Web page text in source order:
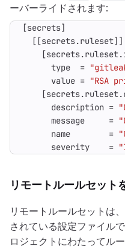
ーバーライドされます:
[secrets]
[[secrets.ruleset]]
[secrets.ruleset.
type
=
value = "RSA
[secrets.ruleset.
description =
message
=
name
=
severity
=
リモートルールセット
リモートルールセットは
されている設定ファイル
ロジェクトにわたってル